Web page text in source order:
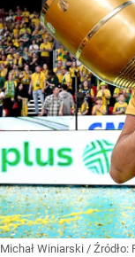
Michał Winiarski / Źródło: